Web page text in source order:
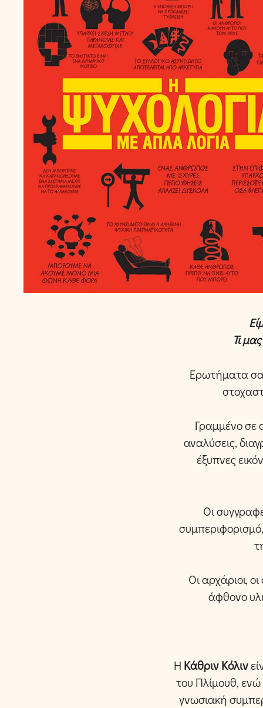
Τι
Ερωτήματα
Γραμμένο σε
αναλύσεις,
έξυπνες
Οι
Οι αρχάριοι,
άφθονο
Η Κάθριν Κόλιν
του Πλίμουθ,
γνωσιακή